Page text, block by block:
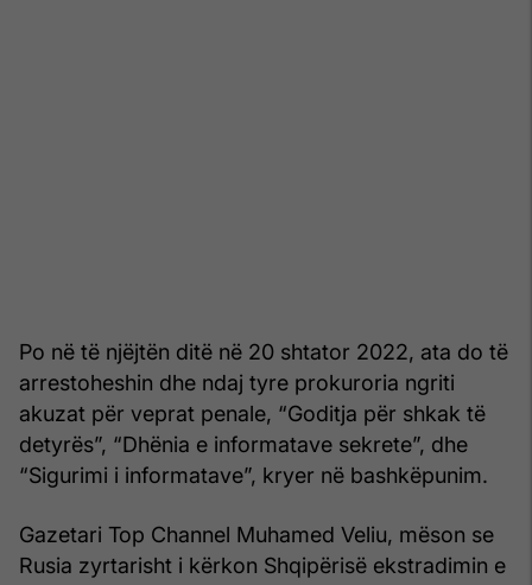
Po në të njëjtën ditë në 20 shtator 2022, ata do të
arrestoheshin dhe ndaj tyre prokuroria ngriti
akuzat për veprat penale, “Goditja për shkak të
detyrës”, “Dhënia e informatave sekrete”, dhe
“Sigurimi i informatave”, kryer në bashkëpunim.
Gazetari Top Channel Muhamed Veliu, mëson se
Rusia zyrtarisht i kërkon Shqipërisë ekstradimin e